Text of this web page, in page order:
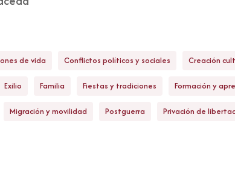
de vida Conflictos políticos y sociales Creación
Exilio Familia Fiestas y tradiciones Formación y
Migración y movilidad Postguerra Privación de